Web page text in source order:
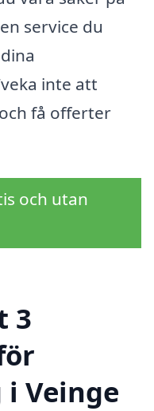
service du
inte att
få offerter
och utan
3
Veinge